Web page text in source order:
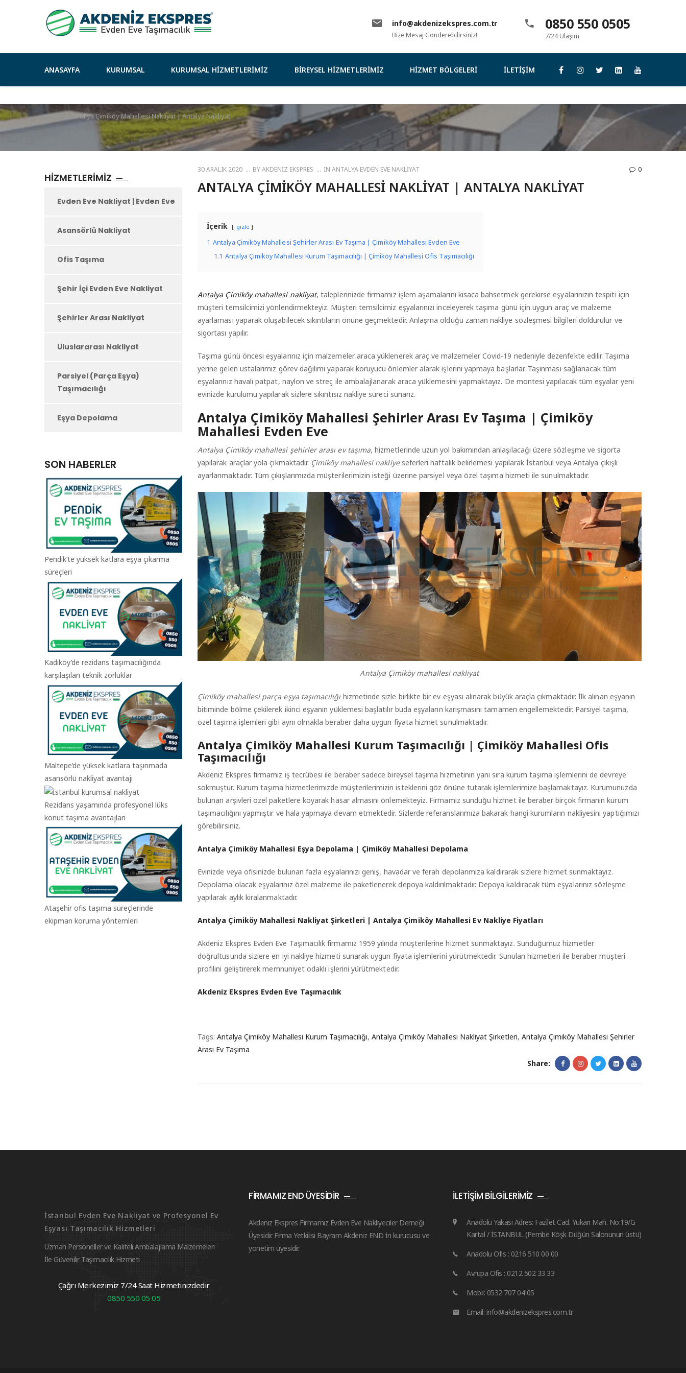
info@akdenizekspres.com.tr
Bize Mesaj Gönderebilirsiniz!
0850 550 0505
7/24 Ulaşım
ANASAYFA KURUMSAL KURUMSAL HIZMETLERIMIZ BIREYSEL HIZMETLERIMIZ HIZMET BÖLGELERI İLETIŞIM
Home Antalya Çimiköy Mahallesi Nakliyat | Antalya Nakliyat
30 ARALIK 2020 BYAKDENIZ EKSPRES INANTALYA EVDEN EVE NAKLIYAT 0
ANTALYA ÇIMIKÖY MAHALLESI NAKLIYAT | ANTALYA NAKLIYAT
İçerik gizle
1 Antalya Çimiköy Mahallesi Şehirler Arası Ev Taşıma | Çimiköy Mahallesi Evden Eve
1.1 Antalya Çimiköy Mahallesi Kurum Taşımacılığı | Çimiköy Mahallesi Ofis Taşımacılığı
Antalya Çimiköy mahallesi nakliyat, taleplerinizde firmamız işlem aşamalarını kısaca bahsetmek gerekirse eşyalarınızın tespiti için
müşteri temsilcimizi yönlendirmekteyiz. Müşteri temsilcimiz eşyalarınızı inceleyerek taşıma günü için uygun araç ve malzeme
ayarlaması yaparak oluşabilecek sıkıntıların önüne geçmektedir. Anlaşma olduğu zaman nakliye sözleşmesi bilgileri doldurulur ve
sigortası yapılır.
Taşıma günü öncesi eşyalarınız için malzemeler araca yüklenerek araç ve malzemeler Covid-19 nedeniyle dezenfekte edilir. Taşıma
yerine gelen ustalarımız görev dağılımı yaparak koruyucu önlemler alarak işlerini yapmaya başlarlar. Taşınması sağlanacak tüm
eşyalarınız havalı patpat, naylon ve streç ile ambalajlanarak araca yüklemesini yapmaktayız. De montesi yapılacak tüm eşyalar yeni
evinizde kurulumu yapılarak sizlere sıkıntısız nakliye süreci sunarız.
Antalya Çimiköy Mahallesi Şehirler Arası Ev Taşıma | Çimiköy
Mahallesi Evden Eve
Antalya Çimiköy mahallesi şehirler arası ev taşıma, hizmetlerinde uzun yol bakımından anlaşılacağı üzere sözleşme ve sigorta
yapılarak araçlar yola çıkmaktadır. Çimiköy mahallesi nakliyeseferleri haftalık belirlemesi yapılarak İstanbul veya Antalya çıkışlı
ayarlanmaktadır. Tüm çıkışlarımızda müşterilerimizin isteği üzerine parsiyel veya özel taşıma hizmeti ile sunulmaktadır.
Antalya Çimiköy mahallesi nakliyat
Çimiköy mahallesi parça eşya taşımacılığı hizmetinde sizle birlikte bir ev eşyası alınarak büyük araçla çıkmaktadır. İlk alınan eşyanın
bitiminde bölme çekilerek ikinci eşyanın yüklemesi başlatılır buda eşyaların karışmasını tamamen engellemektedir. Parsiyel taşıma,
özel taşıma işlemleri gibi aynı olmakla beraber daha uygun fiyata hizmet sunulmaktadır.
Antalya Çimiköy Mahallesi Kurum Taşımacılığı | Çimiköy Mahallesi Ofis
Taşımacılığı
Akdeniz Ekspres firmamız iş tecrübesi ile beraber sadece bireysel taşıma hizmetinin yanı sıra kurum taşıma işlemlerini de devreye
sokmuştur. Kurum taşıma hizmetlerimizde müşterilerimizin isteklerini göz önüne tutarak işlemlerimize başlamaktayız. Kurumunuzda
bulunan arşivleri özel paketlere koyarak hasar almasını önlemekteyiz. Firmamız sunduğu hizmet ile beraber birçok firmanın kurum
taşımacılığını yapmıştır ve hala yapmaya devam etmektedir. Sizlerde referanslarımıza bakarak hangi kurumların nakliyesini yaptığımızı
görebilirsiniz.
Antalya Çimiköy Mahallesi Eşya Depolama | Çimiköy Mahallesi Depolama
Evinizde veya ofisinizde bulunan fazla eşyalarınızı geniş, havadar ve ferah depolarımıza kaldırarak sizlere hizmet sunmaktayız.
Depolama olacak eşyalarınız özel malzeme ile paketlenerek depoya kaldırılmaktadır. Depoya kaldıracak tüm eşyalarınız sözleşme
yapılarak aylık kiralanmaktadır.
Antalya Çimiköy Mahallesi Nakliyat Şirketleri | Antalya Çimiköy Mahallesi Ev Nakliye Fiyatları
Akdeniz Ekspres Evden Eve Taşımacılık firmamız 1959 yılında müşterilerine hizmet sunmaktayız. Sunduğumuz hizmetler
doğrultusunda sizlere en iyi nakliye hizmeti sunarak uygun fiyata işlemlerini yürütmektedir. Sunulan hizmetleri ile beraber müşteri
profilini geliştirerek memnuniyet odaklı işlerini yürütmektedir.
Akdeniz Ekspres Evden Eve Taşımacılık
Tags:Antalya Çimiköy Mahallesi Kurum Taşımacılığı,Antalya Çimiköy Mahallesi Nakliyat Şirketleri,Antalya Çimiköy Mahallesi Şehirler
Arası Ev Taşıma
Share:
HIZMETLERIMIZ
Evden Eve Nakliyat | Evden Eve
Asansörlü Nakliyat
Ofis Taşıma
Şehir İçi Evden Eve Nakliyat
Şehirler Arası Nakliyat
Uluslararası Nakliyat
Parsiyel (Parça Eşya)
Taşımacılığı
Eşya Depolama
SON HABERLER
Pendik’te yüksek katlara eşya çıkarma
süreçleri
Kadıköy’de rezidans taşımacılığında
karşılaşılan teknik zorluklar
Maltepe’de yüksek katlara taşınmada
asansörlü nakliyat avantajı
Rezidans yaşamında profesyonel lüks
konut taşıma avantajları
Ataşehir ofis taşıma süreçlerinde
ekipman koruma yöntemleri
İstanbul Evden Eve Nakliyat ve Profesyonel Ev
Eşyası Taşımacılık Hizmetleri
Uzman Personeller ve Kaliteli Ambalajlama Malzemeleri
İle Güvenilir Taşımacılık Hizmeti
Çağrı Merkezimiz 7/24 Saat Hizmetinizdedir
0850 550 05 05
FIRMAMIZ END ÜYESIDIR
Akdeniz Ekspres Firmamız Evden Eve Nakliyeciler Derneği
Üyesidir. Firma Yetkilisi Bayram Akdeniz END ‘in kurucusu ve
yönetim üyesidir.
İLETIŞIM BILGILERIMIZ
Anadolu Yakası Adres: Fazilet Cad. Yukarı Mah. No:19/G
Kartal / İSTANBUL (Pembe Köşk Düğün Salonunun üstü)
Anadolu Ofis : 0216 510 00 00
Avrupa Ofis : 0212 502 33 33
Mobil: 0532 707 04 05
Email: info@akdenizekspres.com.tr